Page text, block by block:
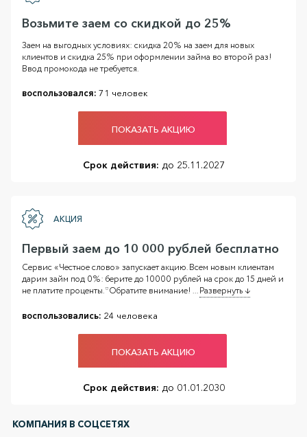
КОМПАНИЯ В СОЦСЕТЯХ
Возьмите заем со скидкой до 25%
Заем на выгодных условиях: скидка 20% на заем для новых
клиентов и скидка 25% при оформлении займа во второй раз!
Ввод промокода не требуется.
воспользовался: 71 человек
ПОКАЗАТЬ АКЦИЮ
Срок действия: до 25.11.2027
АКЦИЯ
Первый заем до 10 000 рублей бесплатно
Сервис «Честное слово» запускает акцию. Всем новым клиентам
дарим займ под 0%: берите до 10000 рублей на срок до 15 дней и
не платите проценты. *Обратите внимание! ...Развернуть ↓
воспользовались: 24 человека
ПОКАЗАТЬ АКЦИЮ
Срок действия: до 01.01.2030